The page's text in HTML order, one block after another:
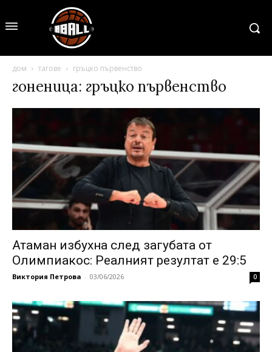
дом тагове гръцко първенство
гоненица: гръцко първенство
Атаман избухна след загубата от
Олимпиакос: Реалният резултат е 29:5
Виктория Петрова - 03/06/2026 0